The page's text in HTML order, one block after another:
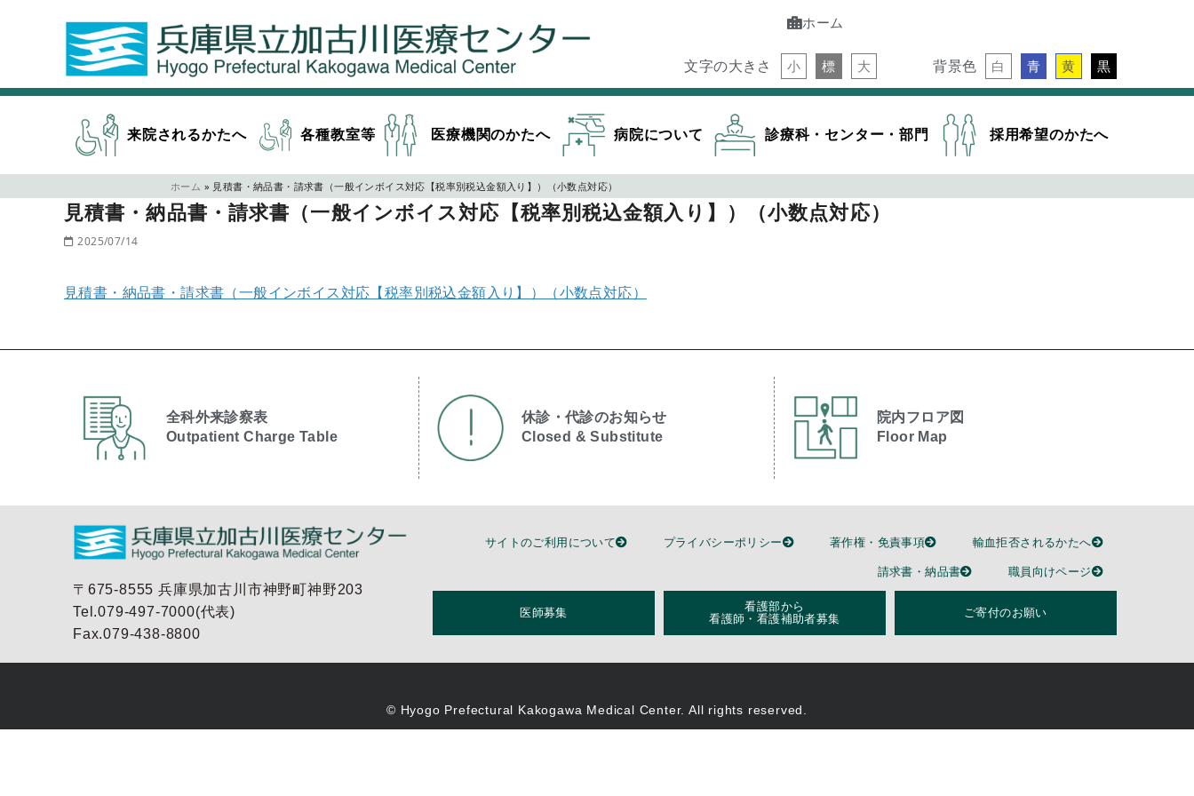
ホーム
文字の大きさ 小 標 大 背景色 白 青 黄 黒
来院されるかたへ 各種教室等 医療機関のかたへ 病院について 診療科・センター・部門 採用希望のかたへ
ホーム » 見積書・納品書・請求書（一般インボイス対応【税率別税込金額入り】）（小数点対応）
見積書・納品書・請求書（一般インボイス対応【税率別税込金額入り】）（小数点対応）
2025/07/14
見積書・納品書・請求書（一般インボイス対応【税率別税込金額入り】）（小数点対応）
全科外来診察表
Outpatient Charge Table​
休診・代診のお知らせ
Closed & Substitute​
院内フロア図
Floor Map
〒675-8555 兵庫県加古川市神野町神野203
Tel.079-497-7000(代表)
Fax.079-438-8800
サイトのご利用について プライバシーポリシー 著作権・免責事項 輸血拒否されるかたへ
請求書・納品書 職員向けページ
医師募集
看護部から
看護師・看護補助者募集
ご寄付のお願い
© Hyogo Prefectural Kakogawa Medical Center. All rights reserved.